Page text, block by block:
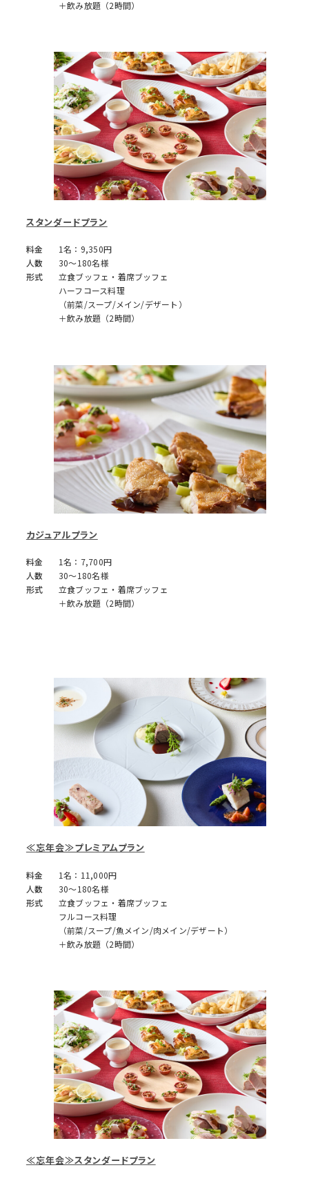
＋飲み放題（2時間）
スタンダードプラン
料金
1名：9,350円
人数
30～180名様
形式
立食ブッフェ・着席ブッフェ
ハーフコース料理
（前菜/スープ/メイン/デザート）
＋飲み放題（2時間）
カジュアルプラン
料金
1名：7,700円
人数
30～180名様
形式
立食ブッフェ・着席ブッフェ
＋飲み放題（2時間）
≪忘年会≫プレミアムプラン
料金
1名：11,000円
人数
30～180名様
形式
立食ブッフェ・着席ブッフェ
フルコース料理
（前菜/スープ/魚メイン/肉メイン/デザート）
＋飲み放題（2時間）
≪忘年会≫スタンダードプラン